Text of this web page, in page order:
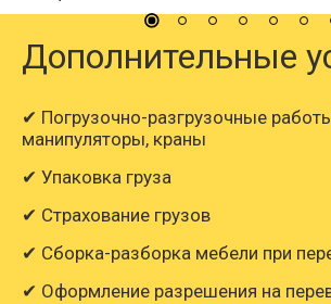
Дополнительные
✔ Погрузочно-разгрузочные
манипуляторы, краны
✔ Упаковка груза
✔ Страхование грузов
✔ Сборка-разборка мебели при
✔ Оформление разрешения на